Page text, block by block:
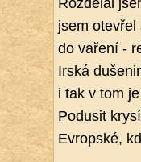
Roz­dě­lal
jsem
do va­ře­ní -
Irská
i tak v tom
Po­du­sit
Ev­rop­ské,